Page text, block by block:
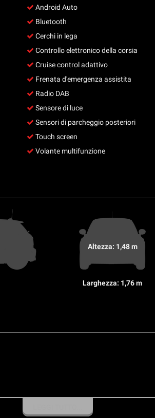
Android Auto
Bluetooth
Cerchi in lega
Controllo elettronico della corsia
Cruise control adattivo
Frenata d'emergenza assistita
Radio DAB
Sensore di luce
Sensori di parcheggio posteriori
Touch screen
Volante multifunzione
Altezza: 1,48 m
Larghezza: 1,76 m